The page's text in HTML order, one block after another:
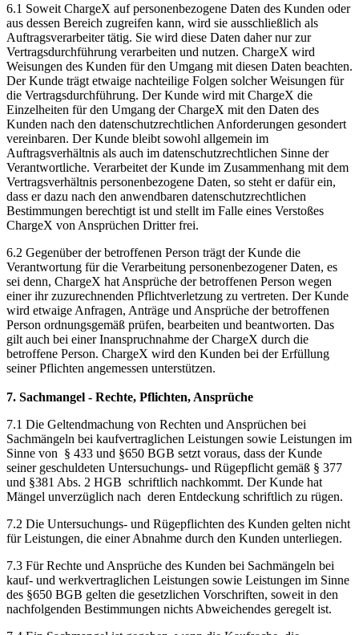
6.1 Soweit ChargeX auf personenbezogene Daten des Kunden oder
aus dessen Bereich zugreifen kann, wird sie ausschließlich als
Auftragsverarbeiter tätig. Sie wird diese Daten daher nur zur
Vertragsdurchführung verarbeiten und nutzen. ChargeX wird
Weisungen des Kunden für den Umgang mit diesen Daten beachten.
Der Kunde trägt etwaige nachteilige Folgen solcher Weisungen für
die Vertragsdurchführung. Der Kunde wird mit ChargeX die
Einzelheiten für den Umgang der ChargeX mit den Daten des
Kunden nach den datenschutzrechtlichen Anforderungen gesondert
vereinbaren. Der Kunde bleibt sowohl allgemein im
Auftragsverhältnis als auch im datenschutzrechtlichen Sinne der
Verantwortliche. Verarbeitet der Kunde im Zusammenhang mit dem
Vertragsverhältnis personenbezogene Daten, so steht er dafür ein,
dass er dazu nach den anwendbaren datenschutzrechtlichen
Bestimmungen berechtigt ist und stellt im Falle eines Verstoßes
ChargeX von Ansprüchen Dritter frei.
6.2 Gegenüber der betroffenen Person trägt der Kunde die
Verantwortung für die Verarbeitung personenbezogener Daten, es
sei denn, ChargeX hat Ansprüche der betroffenen Person wegen
einer ihr zuzurechnenden Pflichtverletzung zu vertreten. Der Kunde
wird etwaige Anfragen, Anträge und Ansprüche der betroffenen
Person ordnungsgemäß prüfen, bearbeiten und beantworten. Das
gilt auch bei einer Inanspruchnahme der ChargeX durch die
betroffene Person. ChargeX wird den Kunden bei der Erfüllung
seiner Pflichten angemessen unterstützen.
7. Sachmangel - Rechte, Pflichten, Ansprüche
7.1 Die Geltendmachung von Rechten und Ansprüchen bei
Sachmängeln bei kaufvertraglichen Leistungen sowie Leistungen im
Sinne von § 433 und §650 BGB setzt voraus, dass der Kunde
seiner geschuldeten Untersuchungs- und Rügepflicht gemäß § 377
und §381 Abs. 2 HGB schriftlich nachkommt. Der Kunde hat
Mängel unverzüglich nach deren Entdeckung schriftlich zu rügen.
7.2 Die Untersuchungs- und Rügepflichten des Kunden gelten nicht
für Leistungen, die einer Abnahme durch den Kunden unterliegen.
7.3 Für Rechte und Ansprüche des Kunden bei Sachmängeln bei
kauf- und werkvertraglichen Leistungen sowie Leistungen im Sinne
des §650 BGB gelten die gesetzlichen Vorschriften, soweit in den
nachfolgenden Bestimmungen nichts Abweichendes geregelt ist.